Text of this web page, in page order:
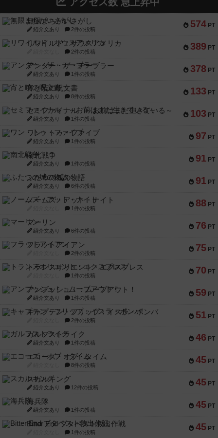
574 PT
無限まちがいさがし
紹介文あり 2件の投稿
389 PT
リワイルド：サウスアメリカ
2件の投稿
378 PT
アンダー・ザ・テーブラー
紹介文あり 1件の投稿
133 PT
宵と暁の呪文書
紹介文あり 8件の投稿
103 PT
セミファイナル ～お前はまだ生きている～
紹介文あり 1件の投稿
97 PT
ワン・トゥ・ファイブ
紹介文あり 1件の投稿
91 PT
南北戦争
紹介文あり 1件の投稿
91 PT
ふたつの城の物語
紹介文あり 6件の投稿
88 PT
ノームズ・アット・ナイト
1件の投稿
76 PT
マーリン
紹介文あり 6件の投稿
75 PT
フラットアイアン
2件の投稿
70 PT
トランスオリエント・エクスプレス
1件の投稿
59 PT
アンブッシュ！：ムーブアウト！
紹介文あり 1件の投稿
51 PT
キャプテン・フリップ：イスラ・ボンバ
2件の投稿
46 PT
ガルフストライク
紹介文あり 1件の投稿
45 PT
エコーズ・オブ・タイム
8件の投稿
45 PT
スカルキング
紹介文あり 12件の投稿
45 PT
海兵隊
紹介文あり 1件の投稿
45 PT
Bitter End ブタペスト救出作戦
1件の投稿